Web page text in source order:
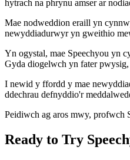
hytrach na phrynu amser ar
Mae nodweddion eraill yn
newyddiadurwyr yn gweithio
Yn ogystal, mae Speechyou yn
Gyda diogelwch yn fater
I newid y ffordd y mae
ddechrau defnyddio'r
Peidiwch ag aros mwy, profwch
Ready to Try